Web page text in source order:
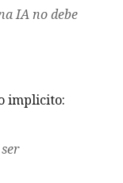
IA no debe
implicito: